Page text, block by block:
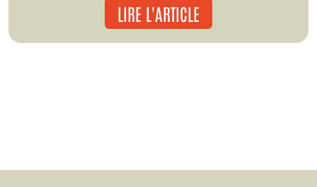
LIRE L'ARTICLE